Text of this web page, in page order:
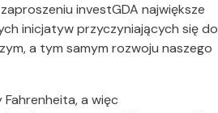
investGDA największe
inicjatyw przyczyniających się do
a tym samym rozwoju naszego
a więc